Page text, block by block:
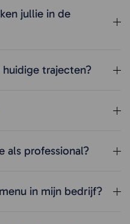
jullie in de
trajecten?
als professional?
in mijn bedrijf?